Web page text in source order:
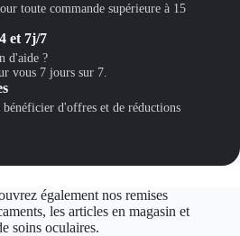
toute commande supérieure à 15
et 7j/7
d'aide ?
vous 7 jours sur 7.
d'offres et de réductions
également nos remises
les articles en magasin et
soins oculaires.